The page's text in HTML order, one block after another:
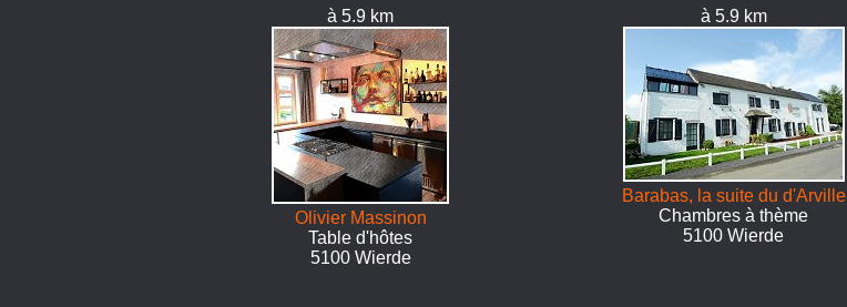
à 5.9 km
Olivier Massinon
Table d'hôtes
5100 Wierde
à 5.9 km
Barabas, la suite du d'Arville
Chambres à thème
5100 Wierde